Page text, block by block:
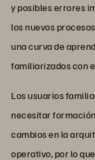
y posibles errores
los nuevos
una curva de
familiarizados con
Los usuarios
necesitar
cambios en la
operativo, por lo